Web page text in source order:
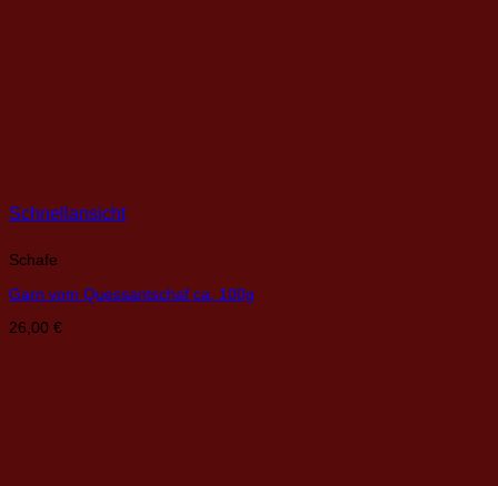
Schnellansicht
Schafe
Garn vom Quessantschaf ca. 100g
26,00 €